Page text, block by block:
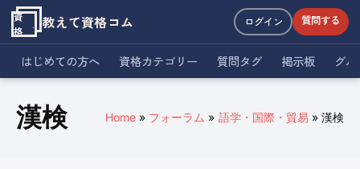
資
格
教えて資格コム ログイン 質問する
はじめての方へ 資格カテゴリー 質問タグ 掲示板 グ
漢検 Home フォーラム 語学・国際・貿易 漢検